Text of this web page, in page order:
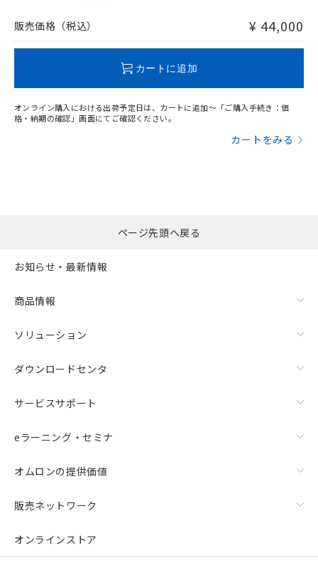
販売価格（税込） ¥ 44,000
カートに追加
オンライン購入における出荷予定日は、カートに追加～「ご購入手続き：価
格・納期の確認」画面にてご確認ください。
カートをみる
ページ先頭へ戻る
お知らせ・最新情報
商品情報
ソリューション
ダウンロードセンタ
サービスサポート
eラーニング・セミナ
オムロンの提供価値
販売ネットワーク
オンラインストア